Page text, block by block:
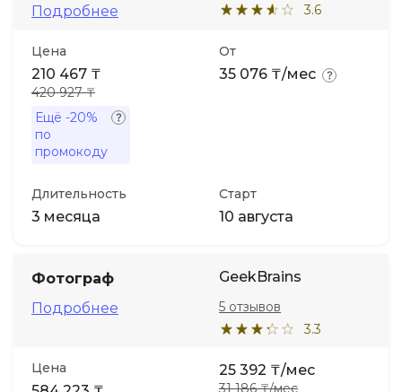
Подробнее
3.6
Цена
210 467 ₸
420 927 ₸
Ещё -20%
по
промокоду
От
35 076 ₸/мес
Длительность
3 месяца
Старт
10 августа
Фотограф
Подробнее
GeekBrains
3.3
5 отзывов
Цена 25 392 ₸/мес
31 186 ₸/мес